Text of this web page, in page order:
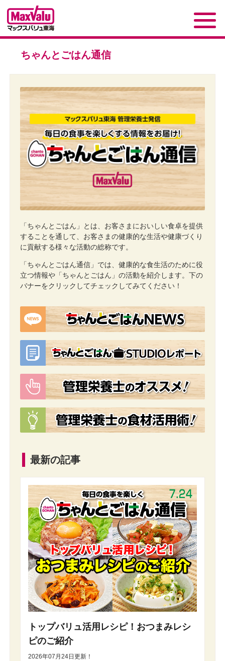
ちゃんとごはん通信
「ちゃんとごはん」
とは、お客さまにおいしい食卓を提供
することを通して、お客さまの健康的な生活や健康づくり
に貢献する様々な活動の総称です。
「ちゃんとごはん通信」 では、健康的な食生活のために役
立つ情報や「ちゃんとごはん」の活動を紹介します。下の
バナーをクリックしてチェックしてみてください！
最新の記事
トップバリュ活用レシピ！おつまみレシ
ピのご紹介
2026年07月24日更新！